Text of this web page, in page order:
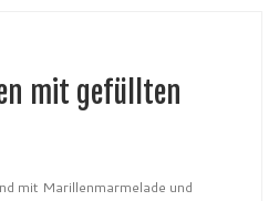
mit gefüllten
mit Marillenmarmelade und